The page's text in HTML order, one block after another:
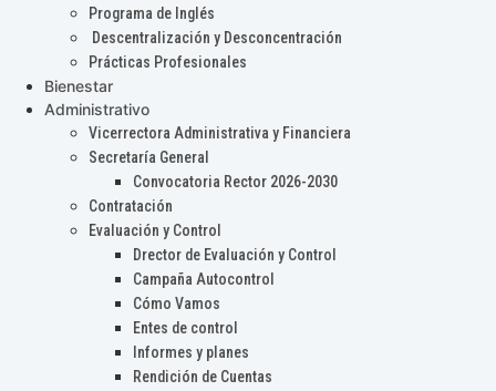
Programa de Inglés
Descentralización y Desconcentración
Prácticas Profesionales
Bienestar
Administrativo
Vicerrectora Administrativa y Financiera
Secretaría General
Convocatoria Rector 2026-2030
Contratación
Evaluación y Control
Drector de Evaluación y Control
Campaña Autocontrol
Cómo Vamos
Entes de control
Informes y planes
Rendición de Cuentas